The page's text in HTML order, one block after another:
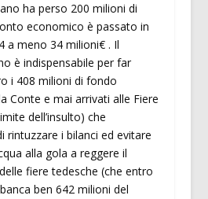
ha perso 200 milioni di
economico è passato in
a meno 34 milioni€ . Il
è indispensabile per far
i 408 milioni di fondo
Conte e mai arrivati alle Fiere
dell’insulto) che
rintuzzare i bilanci ed evitare
alla gola a reggere il
fiere tedesche (che entro
ben 642 milioni del